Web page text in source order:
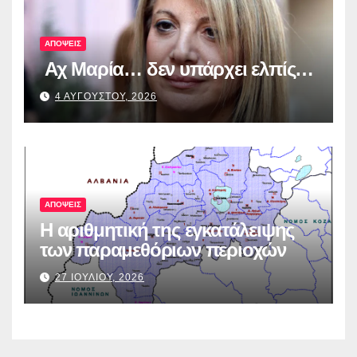
ΑΠΟΨΕΙΣ
Αχ Μαρία… δεν υπάρχει ελπίς…
4 ΑΥΓΟΥΣΤΟΥ, 2026
ΑΠΟΨΕΙΣ
Η αριθμητική της εγκατάλειψης
των παραμεθόριων περιοχών
27 ΙΟΥΛΙΟΥ, 2026